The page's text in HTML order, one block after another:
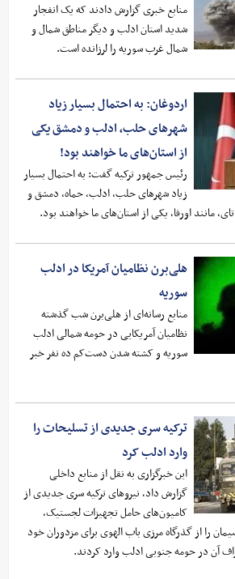
منابع خبری گزارش دادند که یک انفجار
شدید استان ادلب و دیگر مناطق شمال و
شمال غرب سوریه را لرزانده است.
اردوغان: به احتمال بسیار زیاد
شهرهای حلب، ادلب و دمشق یکی
از استان‌های ما خواهند بود!
رئیس جمهور ترکیه گفت: به احتمال بسیار
زیاد شهرهای حلب، ادلب، حماه، دمشق و
مانند اورفا، یکی از استان‌های ما خواهند بود.
هلی‌برن نظامیان آمریکا در ادلب
سوریه
منابع رسانه‌ای از هلی‌برن شب گذشته
نظامیان آمریکایی در حومه شمالی ادلب
سوریه و کشته شدن دست‌کم ده نفر خبر
ترکیه سری جدیدی از تسلیحات را
وارد ادلب کرد
این خبرگزاری به نقل از منابع داخلی
گزارش داد، نیروهای ترکیه سری جدیدی از
کامیون‌های حامل تجهیزات لجستیک،
را از گذرگاه مرزی باب الهوی برای مزدوران خود
آن در حومه جنوبی ادلب وارد کردند.